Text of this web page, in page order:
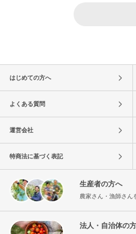
はじめての方へ
よくある質問
運営会社
特商法に基づく表記
生産者の方へ
農家さん・漁師さん
法人・自治体の